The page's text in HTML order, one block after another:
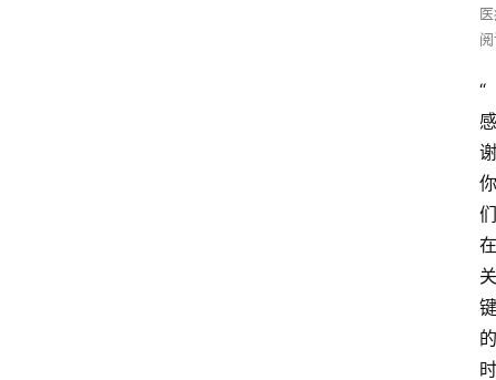
“
感
谢
你
们
在
关
键
的
时